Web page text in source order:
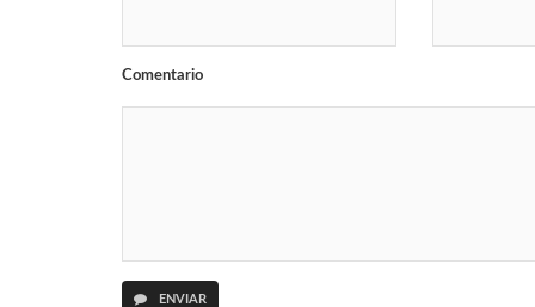
Comentario
ENVIAR